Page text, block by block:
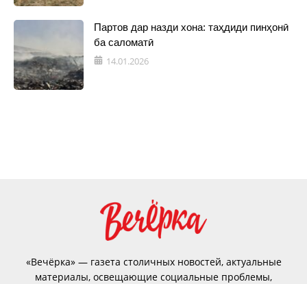
Партов дар назди хона: таҳдиди пинҳонӣ
ба саломатӣ
14.01.2026
«Вечёрка» — газета столичных новостей, актуальные
материалы, освещающие социальные проблемы,